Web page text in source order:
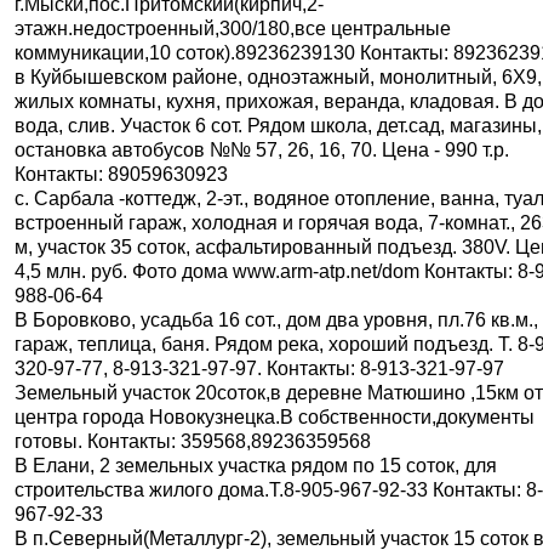
этажн.недостроенный,300/180,все центральные
коммуникации,10 соток).89236239130 Контакты:
в Куйбышевском районе, одноэтажный, монолитный,
жилых комнаты, кухня, прихожая, веранда, кладовая. В
вода, слив. Участок 6 сот. Рядом школа, дет.сад, магазины,
остановка автобусов №№ 57, 26, 16, 70. Цена - 990 т.р.
Контакты: 89059630923
c. Сарбала -коттедж, 2-эт., водяное отопление, ванна,
встроенный гараж, холодная и горячая вода, 7-комнат.,
м, участок 35 соток, асфальтированный подъезд. 380V.
4,5 млн. руб. Фото дома www.arm-atp.net/dom Контакты: 8-
988-06-64
В Боровково, усадьба 16 сот., дом два уровня, пл.76 кв.м.,
гараж, теплица, баня. Рядом река, хороший подъезд. Т. 8-
320-97-77, 8-913-321-97-97. Контакты: 8-913-321-97-97
Земельный участок 20соток,в деревне Матюшино ,15км от
центра города Новокузнецка.В собственности,документы
готовы. Контакты: 359568,89236359568
В Елани, 2 земельных участка рядом по 15 соток, для
строительства жилого дома.Т.8-905-967-92-33 Контакты:
967-92-33
В п.Северный(Металлург-2), земельный участок 15 соток